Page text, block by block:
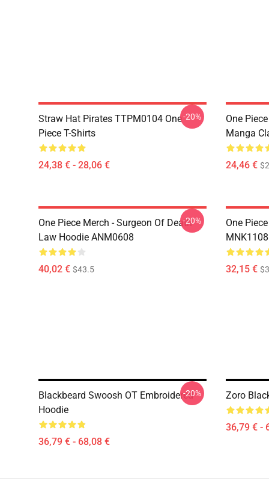
Straw Hat Pirates TTPM0104 One
Piece T-Shirts
24,38 € - 28,06 €
-20%
One
Manga
24,46 €
One Piece Merch - Surgeon Of Death
Law Hoodie ANM0608
40,02 € $43.5
-20%
One
MNK1108
32,15 €
Blackbeard Swoosh OT Embroidered
Hoodie
36,79 € - 68,08 €
-20% Zoro
36,79 € -